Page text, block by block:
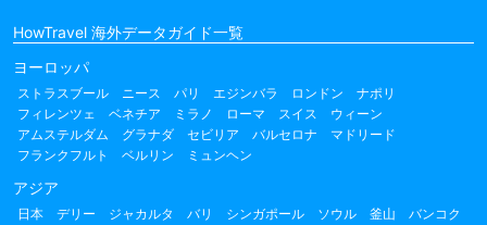
HowTravel 海外データガイド一覧
ヨーロッパ
ストラスブール ニース パリ エジンバラ ロンドン
ナポリ
フィレンツェ
ベネチア ミラノ ローマ スイス
ウィーン
アムステルダム
グラナダ セビリア バルセロナ
マドリード
フランクフルト
ベルリン ミュンヘン
アジア
日本 デリー ジャカルタ バリ シンガポール ソウル 釜山
バンコク